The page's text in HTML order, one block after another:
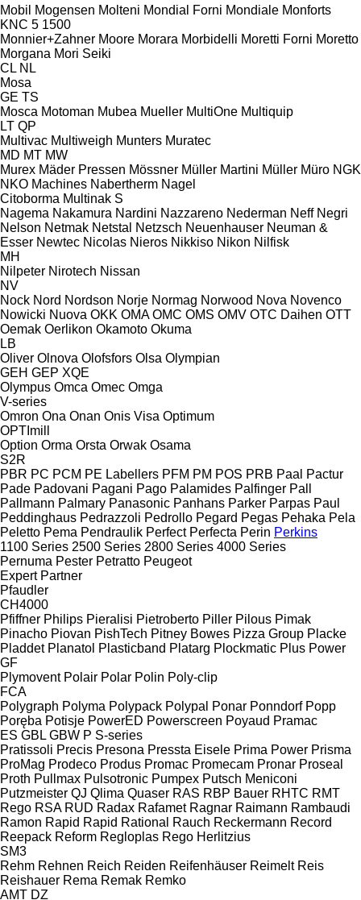
Mobil
Mogensen Molteni Mondial Forni Mondiale Monforts
KNC 5 1500
Monnier+Zahner Moore Morara Morbidelli Moretti Forni Moretto
Morgana Mori Seiki
CL NL
Mosa
GE TS
Mosca Motoman Mubea Mueller MultiOne Multiquip
LT QP
Multivac Multiweigh Munters Muratec
MD MT MW
Murex Mäder Pressen Mössner Müller Martini Müller Müro NGK
NKO Machines Nabertherm Nagel
Citoborma Multinak S
Nagema Nakamura Nardini Nazzareno Nederman Neff Negri
Nelson Netmak Netstal Netzsch Neuenhauser Neuman &
Esser Newtec Nicolas Nieros Nikkiso Nikon Nilfisk
MH
Nilpeter Nirotech Nissan
NV
Nock Nord Nordson Norje Normag Norwood Nova Novenco
Nowicki Nuova OKK OMA OMC OMS OMV OTC Daihen OTT
Oemak Oerlikon Okamoto Okuma
LB
Oliver Olnova Olofsfors Olsa Olympian
GEH GEP XQE
Olympus Omca Omec Omga
V-series
Omron Ona Onan Onis Visa Optimum
OPTImill
Option Orma Orsta Orwak Osama
S2R
PBR PC PCM PE Labellers PFM PM POS PRB Paal
Pactur
Pade Padovani Pagani Pago Palamides Palfinger Pall
Pallmann Palmary Panasonic Panhans Parker Parpas Paul
Peddinghaus Pedrazzoli Pedrollo Pegard Pegas Pehaka Pela
Peletto Pema Pendraulik Perfect Perfecta Perin Perkins
1100 Series 2500 Series 2800 Series 4000 Series
Pernuma Pester Petratto Peugeot
Expert Partner
Pfaudler
CH4000
Pfiffner Philips Pieralisi Pietroberto Piller Pilous Pimak
Pinacho Piovan PishTech Pitney Bowes Pizza Group Placke
Pladdet Planatol Plasticband Platarg Plockmatic Plus Power
GF
Plymovent Polair Polar Polin Poly-clip
FCA
Polygraph Polyma Polypack Polypal Ponar Ponndorf Popp
Poręba Potisje PowerED Powerscreen Poyaud Pramac
ES GBL GBW P S-series
Pratissoli Precis Presona Pressta Eisele Prima Power Prisma
ProMag Prodeco Produs Promac Promecam Pronar Proseal
Proth Pullmax Pulsotronic Pumpex Putsch Meniconi
Putzmeister QJ Qlima Quaser RAS RBP Bauer RHTC RMT
Rego RSA RUD Radax Rafamet Ragnar Raimann Rambaudi
Ramon Rapid Rapid Rational Rauch Reckermann Record
Reepack Reform Regloplas Rego Herlitzius
SM3
Rehm Rehnen Reich Reiden Reifenhäuser Reimelt Reis
Reishauer Rema Remak Remko
AMT DZ